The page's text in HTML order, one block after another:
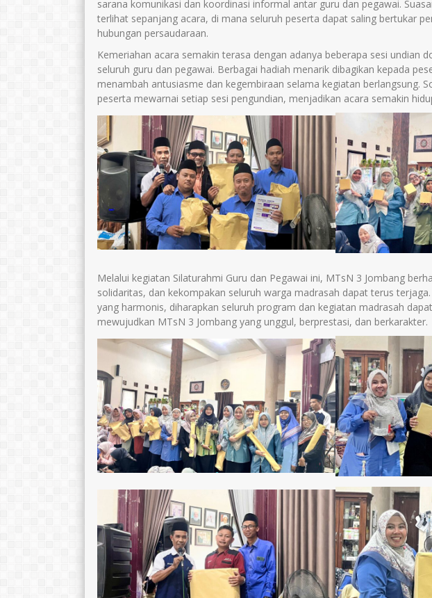
sarana komunikasi dan koordinasi informal antar guru dan pegawai.
terlihat sepanjang acara, di mana seluruh peserta dapat saling bertukar
hubungan persaudaraan.
Kemeriahan acara semakin terasa dengan adanya beberapa sesi undian
seluruh guru dan pegawai. Berbagai hadiah menarik dibagikan kepada
menambah antusiasme dan kegembiraan selama kegiatan berlangsung.
peserta mewarnai setiap sesi pengundian, menjadikan acara semakin
Melalui kegiatan Silaturahmi Guru dan Pegawai ini, MTsN 3 Jombang
solidaritas, dan kekompakan seluruh warga madrasah dapat terus
yang harmonis, diharapkan seluruh program dan kegiatan madrasah
mewujudkan MTsN 3 Jombang yang unggul, berprestasi, dan berkarakter.